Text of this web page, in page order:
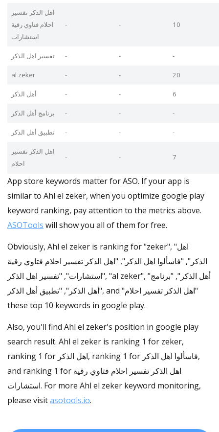
اهل الذكر تفسير
احلام فتاوي رقية
استشارات
- - 10
تفسير اهل الذكر - - -
al zeker - - 20
أهل الذكر - - 6
برنامج أهل الذكر - - -
تطبيق أهل الذكر - - -
اهل الذكر تفسير
احلام
- - 7
App store keywords matter for ASO. If your app is
similar to Ahl el zeker, when you optimize google play
keyword ranking, pay attention to the metrics above.
ASOTools will show you all of them for free.
Obviously, Ahl el zeker is ranking for "zeker", "اهل
الذكر", "فاسألوا اهل الذكر", "اهل الذكر تفسير احلام فتاوي رقية
استشارات", "تفسير اهل الذكر", "al zeker", "أهل الذكر", "برنامج
أهل الذكر", "تطبيق أهل الذكر", and "اهل الذكر تفسير احلام"
these top 10 keywords in google play.
Also, you'll find Ahl el zeker's position in google play
search result. Ahl el zeker is ranking 1 for zeker,
ranking 1 for اهل الذكر, ranking 1 for فاسألوا اهل الذكر,
and ranking 1 for اهل الذكر تفسير احلام فتاوي رقية
استشارات. For more Ahl el zeker keyword monitoring,
please visitasotools.io.